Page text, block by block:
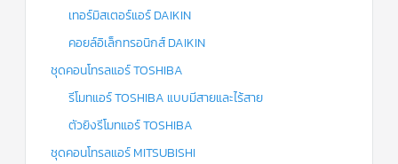
เทอร์มิสเตอร์แอร์ DAIKIN
คอยล์อิเล็กทรอนิกส์ DAIKIN
ชุดคอนโทรลแอร์ TOSHIBA
รีโมทแอร์ TOSHIBA แบบมีสายและไร้สาย
ตัวยิงรีโมทแอร์ TOSHIBA
ชุดคอนโทรลแอร์ MITSUBISHI